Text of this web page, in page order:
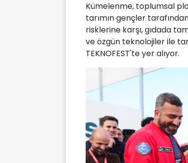
Kümelenme, toplumsal
tarımın gençler
risklerine karşı, gıdada
ve özgün teknolojiler ile
TEKNOFEST'te yer alıyor.